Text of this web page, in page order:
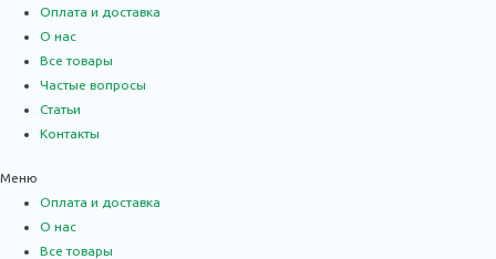
Оплата и доставка
О нас
Все товары
Частые вопросы
Статьи
Контакты
Меню
Оплата и доставка
О нас
Все товары